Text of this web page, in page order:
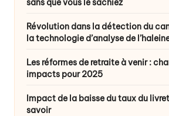
sans que vous le sachiez
Révolution dans la détection du
la technologie d’analyse de
Les réformes de retraite à venir :
impacts pour 2025
Impact de la baisse du taux du
savoir